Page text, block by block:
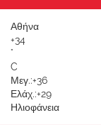
Αθήνα
+34
°
C
Μεγ.:+36
Ελάχ.:+29
Ηλιοφάνεια